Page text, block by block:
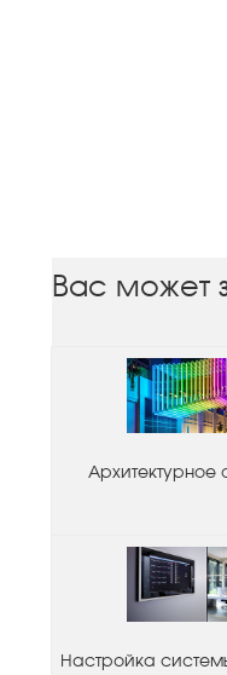
Вас может
Архитектурное
Настройка